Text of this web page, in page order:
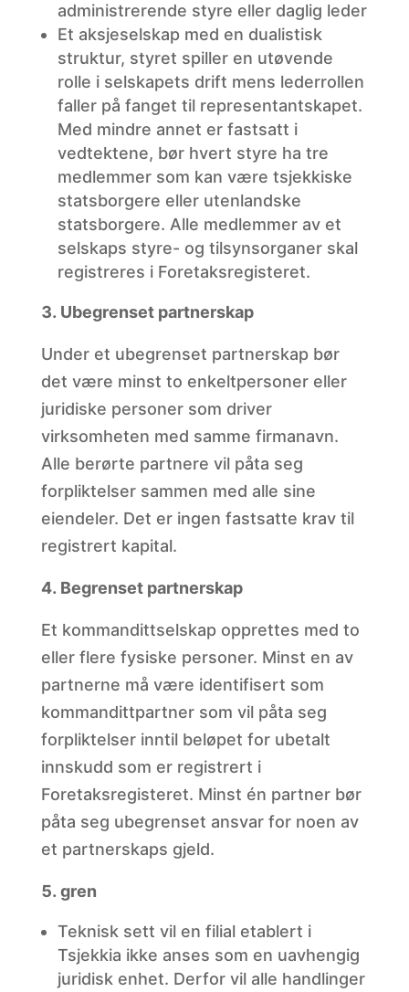
administrerende styre eller daglig leder
Et aksjeselskap med en dualistisk
struktur, styret spiller en utøvende
rolle i selskapets drift mens lederrollen
faller på fanget til representantskapet.
Med mindre annet er fastsatt i
vedtektene, bør hvert styre ha tre
medlemmer som kan være tsjekkiske
statsborgere eller utenlandske
statsborgere. Alle medlemmer av et
selskaps styre- og tilsynsorganer skal
registreres i Foretaksregisteret.
Ubegrensetpartnerskap
Under et ubegrenset partnerskap bør
det være minst to enkeltpersoner eller
juridiske personer som driver
virksomheten med samme firmanavn.
Alle berørte partnere vil påta seg
forpliktelser sammen med alle sine
eiendeler. Det er ingen fastsatte krav til
registrert kapital.
Begrensetpartnerskap
Et kommandittselskap opprettes med to
eller flere fysiske personer. Minst en av
partnerne må være identifisert som
kommandittpartner som vil påta seg
forpliktelser inntil beløpet for ubetalt
innskudd som er registrert i
Foretaksregisteret. Minst én partner bør
påta seg ubegrenset ansvar for noen av
et partnerskaps gjeld.
gren
Teknisk sett vil en filial etablert i
Tsjekkia ikke anses som en uavhengig
juridisk enhet. Derfor vil alle handlinger